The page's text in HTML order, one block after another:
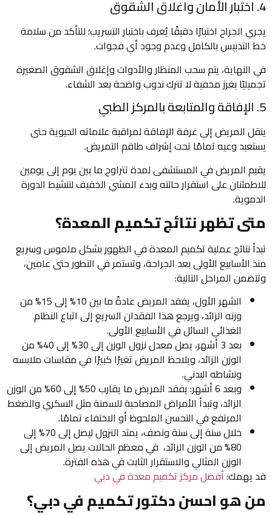
4. اختبار الأمان واغلاق الشقوق
يجري الجراح اختبارًا دقيقًا يُعرف باختبار التسريب؛ للتأكد من سلامة
خط التدبيس بالكامل وعدم وجود أي فجوات.
في النهاية، يتم سحب المنظار والأدوات وإغلاق الشقوق الصغيرة
تجميليًا بغرز مخفية لا تترك ندوب واضحة بعد الشفاء.
5. الإفاقة والمتابعة بالمركز الطبي
ينقل المريض إلى غرفة الإفاقة لمراقبة علاماته الحيوية حتى
يستعيد وعيه تمامًا تحت إشراف طاقم التمريض.
يقيم المريض في المستشفى لمدة تتراوح ما بين يوم إلى يومين
للاطمئنان على استقرار حالته وبدء المشي الخفيف لتنشيط الدورة
الدموية.
متى تظهر نتائج تكميم المعدة؟
تبدأ نتائج عملية تكميم المعدة في الظهور بشكل ملموس وسريع
منذ الأسابيع الأولى بعد الجراحة، وتستمر في التطور حتى عامين،
وتتضمن المراحل التالية:
الشهر الأول، يفقد المريض عادةً ما بين 10% إلى 15% من
وزنه الزائد، ويرجع هذا الفقدان السريع إلى اتباع النظام
الغذائي السائل في الأسابيع الأولى.
بعد 3 أشهر، يصل معدل نزول الوزن إلى 30% إلى 40% من
الوزن الزائد، ويلاحظ المريض تغيرًا كبيرًا في مقاسات ملابسه
ونشاطه البدني.
وبعد 6 أشهر: يفقد المريض ما يقارب 50% إلى 60% من الوزن
الزائد، وتبدأ الأمراض المصاحبة للسمنة مثل السكري والضغط
المرتفع في التحسن الملحوظ أو الاختفاء تمامًا.
خلال سنة إلى سنة ونصف، يمتد النزول ليصل إلى 70% إلى
80% من الوزن الزائد، في معظم الحالات يصل المريض إلى
الوزن المثالي والاستقرار الثابت في هذه الفترة.
قد يهمك:أفضل مركز تكميم معدة في دبي
من هو احسن دكتور تكميم في دبي؟